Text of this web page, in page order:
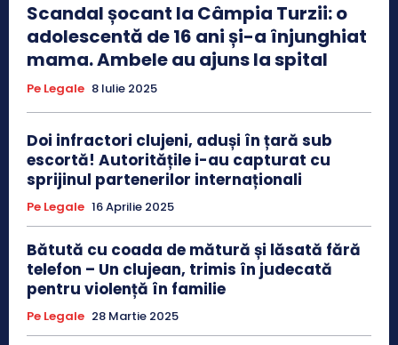
Scandal șocant la Câmpia Turzii: o
adolescentă de 16 ani și-a înjunghiat
mama. Ambele au ajuns la spital
Pe Legale 8 Iulie 2025
Doi infractori clujeni, aduși în țară sub
escortă! Autoritățile i-au capturat cu
sprijinul partenerilor internaționali
Pe Legale 16 Aprilie 2025
Bătută cu coada de mătură și lăsată fără
telefon – Un clujean, trimis în judecată
pentru violență în familie
Pe Legale 28 Martie 2025